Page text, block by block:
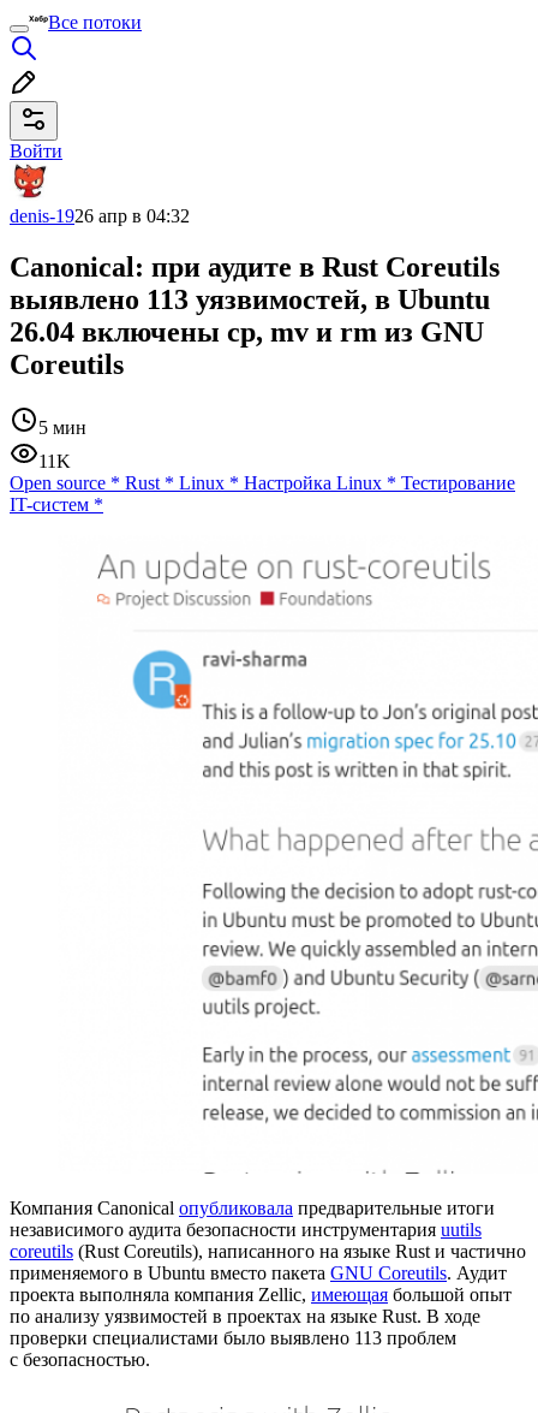
Все потоки
Войти
denis-1926 апр в 04:32
Canonical: при аудите в Rust Coreutils
выявлено 113 уязвимостей, в Ubuntu
26.04 включены cp, mv и rm из GNU
Coreutils
5 мин
11K
Open source * Rust * Linux * Настройка Linux * Тестирование
IT-систем *
Компания Canonical опубликовала предварительные итоги
независимого аудита безопасности инструментария uutils
coreutils (Rust Coreutils), написанного на языке Rust и частично
применяемого в Ubuntu вместо пакета GNU Coreutils. Аудит
проекта выполняла компания Zellic, имеющая большой опыт
по анализу уязвимостей в проектах на языке Rust. В ходе
проверки специалистами было выявлено 113 проблем
с безопасностью.